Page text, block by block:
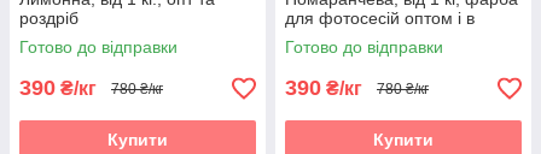
роздріб
Готово до відправки
390 ₴/кг 780 ₴/кг
Купити
для фотосесій оптом і в
роздріб
Готово до відправки
390 ₴/кг 780 ₴/кг
Купити